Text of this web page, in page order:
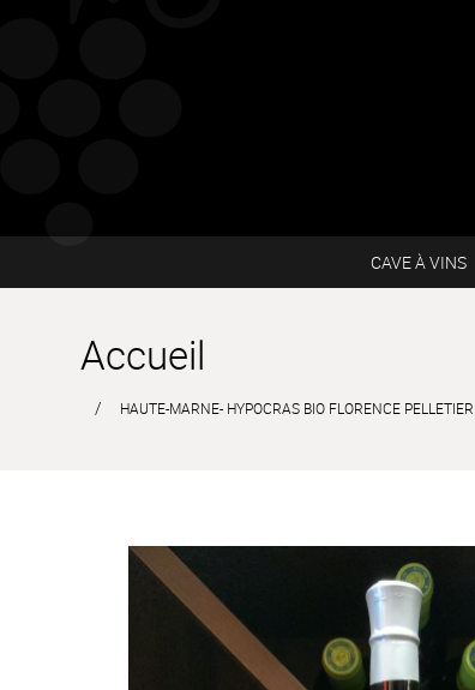
CAVE À VINS
Accueil
HAUTE-MARNE- HYPOCRAS BIO FLORENCE PELLETIER